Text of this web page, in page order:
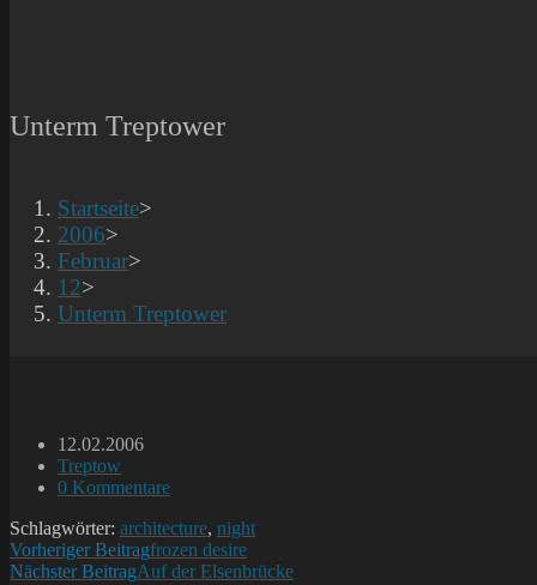
Unterm Treptower
Startseite>
2006>
Februar>
12>
Unterm Treptower
Beitrag
veröffentlicht:
12.02.2006
Beitrags-
Kategorie:
Treptow
Beitrags-
0 Kommentare
Schlagwörter: architecture, night
Weitere
Vorheriger Beitragfrozen desire
Nächster BeitragAuf der Elsenbrücke